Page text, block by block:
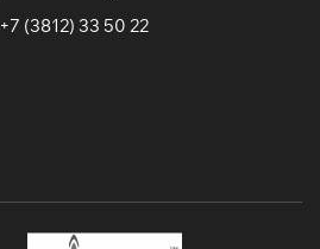
+7 (3812) 33 50 22